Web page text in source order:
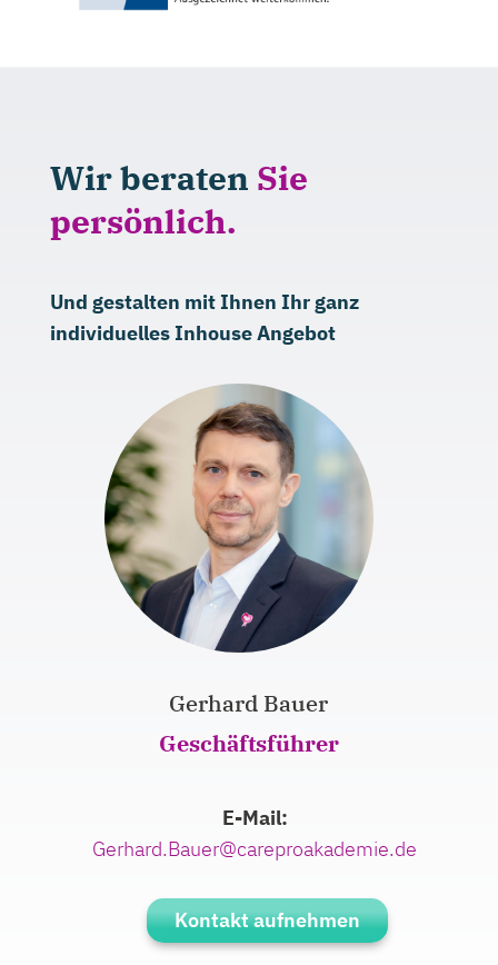
Wir beraten Sie
persönlich.
Und gestalten mit Ihnen Ihr ganz
individuelles Inhouse Angebot
Gerhard Bauer
Geschäftsführer
E-Mail:
ed.eimedakaorperac@reuaB.drahreG
Kontakt aufnehmen